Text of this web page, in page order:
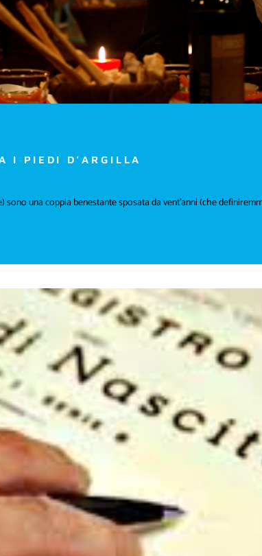
I PIEDI D’ARGILLA
una coppia benestante sposata da vent’anni (che